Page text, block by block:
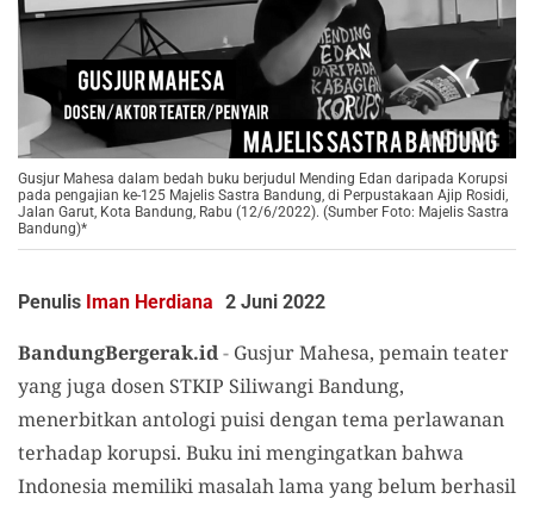
Gusjur Mahesa dalam bedah buku berjudul Mending Edan daripada Korupsi
pada pengajian ke-125 Majelis Sastra Bandung, di Perpustakaan Ajip Rosidi,
Jalan Garut, Kota Bandung, Rabu (12/6/2022). (Sumber Foto: Majelis Sastra
Bandung)*
Penulis Iman Herdiana 2 Juni 2022
BandungBergerak.id- Gusjur Mahesa, pemain teater
yang juga dosen STKIP Siliwangi Bandung,
menerbitkan antologi puisi dengan tema perlawanan
terhadap korupsi. Buku ini mengingatkan bahwa
Indonesia memiliki masalah lama yang belum berhasil